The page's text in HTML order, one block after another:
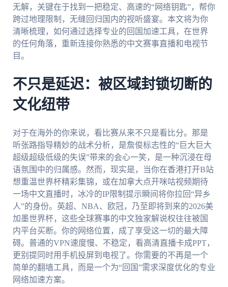
无解，关键在于找到一把稳定、高速的“网络钥匙”，帮你
跨过地理限制，无缝回归国内的视听盛宴。本文将为你
清晰梳理，如何通过选择专业的回国加速工具，在世界
的任何角落，重新连接你熟悉的中文赛事直播和电视节
目。
不只是延迟：被区域封锁切断的
文化纽带
对于在海外的你来说，看比赛从来不只是看比分。那是
听张路指导精妙的战术分析，是詹俊标志性的“巨大巨大
超级超级低级的失误”带来的会心一笑，是一种沉浸在母
语氛围中的归属感。然而，现实是，当你在香港打开B站
想重温世界杯精彩集锦，或在加拿大点开咪咕视频期待
一场中文直播时，冰冷的IP限制提示瞬间将你拉回“异乡
人”的身份。英超、NBA、欧冠，乃至即将到来的2026美
加墨世界杯，这些全球赛事的中文独家解说权往往被国
内平台买断。你的网络位置，成了享受这一切的最大障
碍。普通的VPN速度慢、不稳定，看高清直播卡成PPT，
更别提同时用手机投屏到电视了。你需要的不再是一个
简单的翻墙工具，而是一个为“回国”需求深度优化的专业
网络加速方案。